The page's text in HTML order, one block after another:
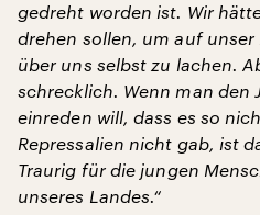
gedreht worden ist. Wir
drehen sollen, um auf
über uns selbst zu lachen.
schrecklich. Wenn man den
einreden will, dass es so
Repressalien nicht gab, ist
Traurig für die jungen
unseres Landes.“